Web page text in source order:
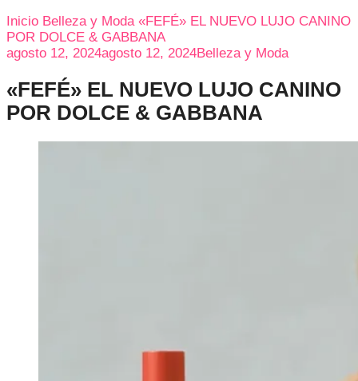
Inicio Belleza y Moda «FEFÉ» EL NUEVO LUJO CANINO
POR DOLCE & GABBANA
agosto 12, 2024agosto 12, 2024Belleza y Moda
«FEFÉ» EL NUEVO LUJO CANINO
POR DOLCE & GABBANA